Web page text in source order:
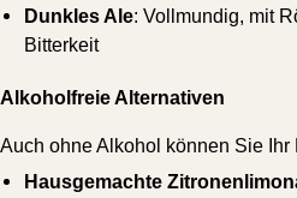
Dunkles Ale: Vollmundig, mit
Bitterkeit
Alkoholfreie Alternativen
Auch ohne Alkohol können Sie
Hausgemachte